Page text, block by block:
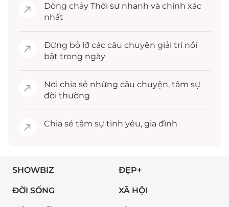
Dòng chảy Thời sự nhanh và chính xác
nhất
Đừng bỏ lỡ các câu chuyện giải trínổi
bật trong ngày
Nơi chia sẻ những câu chuyện, tâm sự
đời thường
Chia sẻ tâm sự tình yêu, gia đình
SHOWBIZ ĐẸP+
ĐỜI SỐNG XÃ HỘI